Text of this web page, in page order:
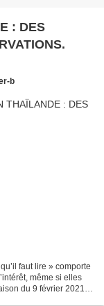
: DES
b
faut lire » comporte
même si elles
du 9 février 2021,